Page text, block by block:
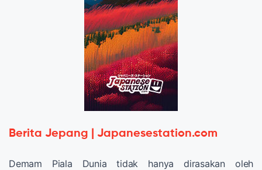
Berita Jepang | Japanesestation.com
Demam Piala Dunia tidak hanya dirasakan oleh